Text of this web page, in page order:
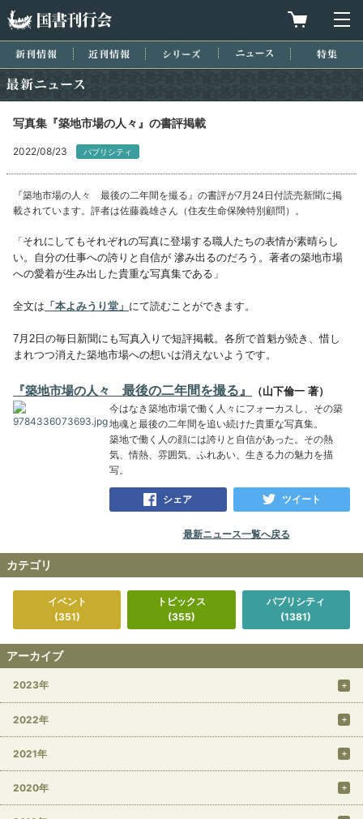
買物カゴを
新刊情報 近刊情報 シリーズ ニュース
写真集『築地市場の人々』の書評掲載
2022/08/23 パブリシティ
『築地市場の人々 最後の二年間を撮る』の書評が7月24日付読売新聞に掲
載されています。評者は佐藤義雄さん（住友生命保険特別顧問）。
「それにしてもそれぞれの写真に登場する職人たちの表情が素晴らし
い。自分の仕事への誇りと自信が 滲み出るのだろう。著者の築地市場
への愛着が生み出した貴重な写真集である」
全文は 「本よみうり堂」 にて読むことができます。
7月2日の毎日新聞にも写真入りで短評掲載。各所で首魁が続き、惜し
まれつつ消えた築地市場への想いは消えないようです。
『築地市場の人々 最後の二年間を撮る』 （山下倫一 著）
今はなき築地市場で働く人々にフォーカスし、その築
地魂と最後の二年間を追い続けた貴重な写真集。
築地で働く人の顔には誇りと自信があった。その熱
気、情熱、雰囲気、ふれあい、生きる力の魅力を描
写。
シェア ツイート
最新ニュース一覧へ戻る
カテゴリ
イベント
(351)
トピックス
(355)
パブリシティ
(1381)
アーカイブ
2023年
2022年
2021年
2020年